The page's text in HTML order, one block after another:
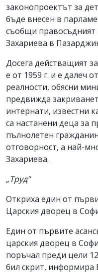
законопроектът за
бъде внесен в
съобщи
Захариева в
Досега действащият
е от 1959 г. и е далеч
реалности, обясни
предвижда
интернати, известни
са настанени деца за
пълнолетен
отговорност, а най-
Захариева.
„Труд”
Откриха един от
Царския дворец в
Един от първите
царския дворец в
поръчал преди цели
бил скрит, информира